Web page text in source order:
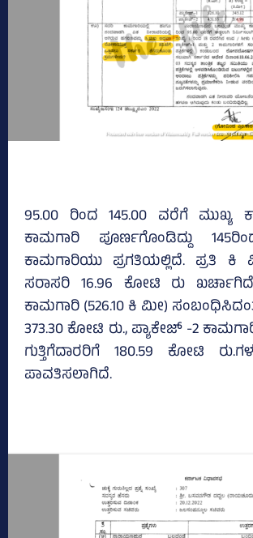
95.00 ರಿಂದ 145.00 ವರೆಗೆ ಮುಖ್ಯ
ಕಾಮಗಾರಿ ಪೂರ್ಣಗೊಂಡಿದ್ದು
ಕಾಮಗಾರಿಯು ಪ್ರಗತಿಯಲ್ಲಿದೆ. ಪ್ರತಿ ಕಿ
ಸರಾಸರಿ 16.96 ಕೋಟಿ ರು
ಕಾಮಗಾರಿ (526.10 ಕಿ ಮೀ)
373.30 ಕೋಟಿ ರು., ಪ್ಯಾಕೇಜ್‌ -2
ಗುತ್ತಿಗೆದಾರರಿಗೆ 180.59 ಕೋಟಿ
ಪಾವತಿಸಲಾಗಿದೆ.